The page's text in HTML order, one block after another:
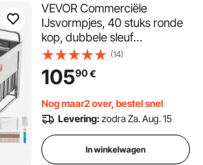
VEVOR Commerciële
IJsvormpjes, 40 stuks ronde
kop, dubbele sleuf
ijsvormpjes, RVS
IJsvormpjes,
IJsmachinevormhouder met
(14)
10590€
Nog maar2 over, bestel snel
Levering:zodra Za. Aug. 15
In winkelwagen